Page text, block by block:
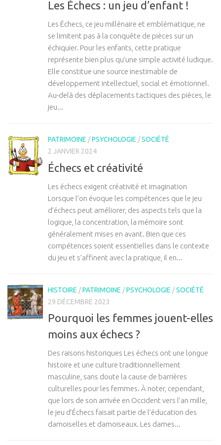
Les Échecs : un jeu d’enfant !
Les Échecs, ce jeu millénaire et emblématique, ne
se limitent pas à la conquête de pièces sur un
échiquier. Pour les enfants, cette pratique
représente bien plus qu’une simple activité ludique.
Elle constitue une source inestimable de
développement intellectuel, social et émotionnel.
Au-delà des déplacements tactiques des pièces, le
jeu...
PATRIMOINE /PSYCHOLOGIE /SOCIÉTÉ
2 JANVIER 2024
Échecs et créativité
Les échecs exigent créativité et imagination
Lorsque l’on évoque les compétences que le jeu
d’échecs peut améliorer, des aspects tels que la
logique, la concentration, la mémoire sont
généralement mises en avant. Bien que ces
compétences soient essentielles dans le contexte
du jeu et s’affinent avec la pratique, il en...
HISTOIRE /PATRIMOINE /PSYCHOLOGIE /SOCIÉTÉ
29 DÉCEMBRE 2023
Pourquoi les femmes jouent-elles
moins aux échecs ?
Des raisons historiques Les échecs ont une longue
histoire et une culture traditionnellement
masculine, sans doute la cause de barrières
culturelles pour les femmes. À noter, cependant,
que lors de son arrivée en Occident vers l’an mille,
le jeu d’Échecs faisait partie de l’éducation des
damoiselles et damoiseaux. Les dames...